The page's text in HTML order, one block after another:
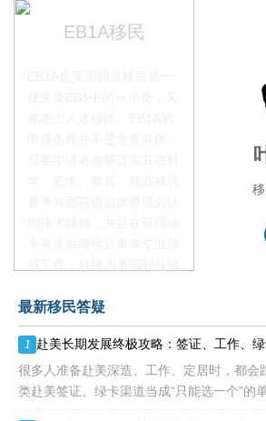
EB1A移民
额占全球移民签证配额的
28.6%，即大约4万个移民
签证，都会用于满足"优
先"移民类别的申请。EB1A
不需要雇主支持、不用办理
最新移民答疑
1
赴美长期发展终极攻略：签证、工作、
很多人准备赴美深造、工作、定居时，都会
类赴美签证、绿卡渠道当成“只能选一个”的单选题。 要